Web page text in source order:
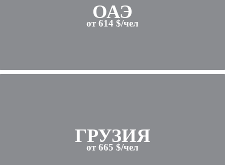
ОАЭ
от 614 $/чел
ГРУЗИЯ
от 665 $/чел